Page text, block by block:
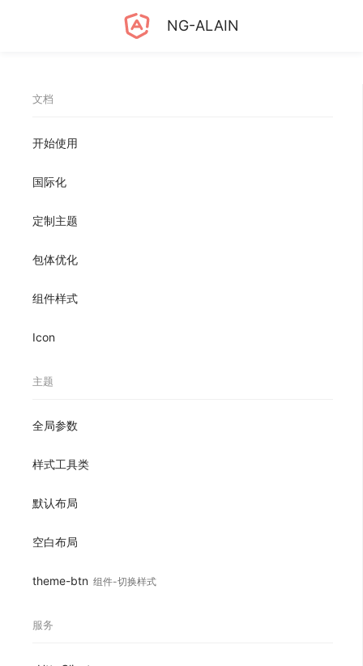
NG-ALAIN
文档
开始使用
国际化
定制主题
包体优化
组件样式
Icon
主题
全局参数
样式工具类
默认布局
空白布局
theme-btn 组件-切换样式
服务